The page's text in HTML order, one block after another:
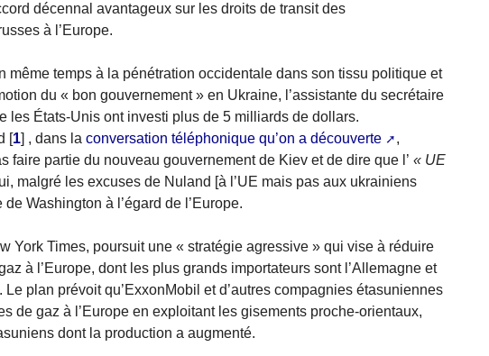
décennal avantageux sur les droits de transit des
à l’Europe.
même temps à la pénétration occidentale dans son tissu politique et
du « bon gouvernement » en Ukraine, l’assistante du secrétaire
les États-Unis ont investi plus de 5 milliards de dollars.
[1] , dans la conversation téléphonique qu’on a découverte
,
faire partie du nouveau gouvernement de Kiev et de dire que l’ « UE
malgré les excuses de Nuland [à l’UE mais pas aux ukrainiens
Washington à l’égard de l’Europe.
York Times, poursuit une « stratégie agressive » qui vise à réduire
à l’Europe, dont les plus grands importateurs sont l’Allemagne et
Le plan prévoit qu’ExxonMobil et d’autres compagnies étasuniennes
de gaz à l’Europe en exploitant les gisements proche-orientaux,
dont la production a augmenté.